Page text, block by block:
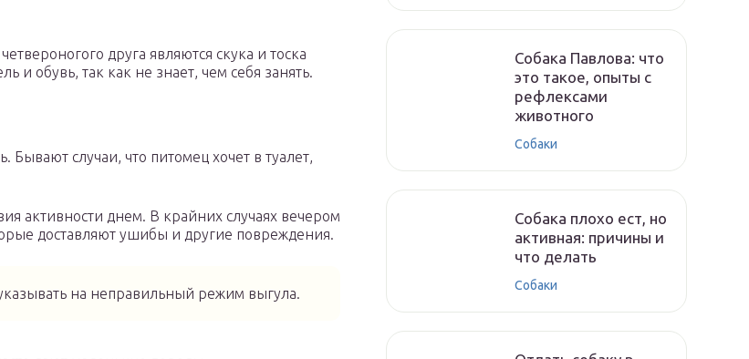
друга являются скука и тоска
и обувь, так как не знает, чем себя занять.
Бывают случаи, что питомец хочет в туалет,
активности днем. В крайних случаях вечером
доставляют ушибы и другие повреждения.
на неправильный режим выгула.
Собака Павлова: что
это такое, опыты с
рефлексами
животного
Собаки
Собака плохо ест, но
активная: причины и
что делать
Собаки